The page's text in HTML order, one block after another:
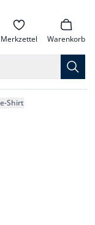
Merkzettel Warenkorb
Shirt